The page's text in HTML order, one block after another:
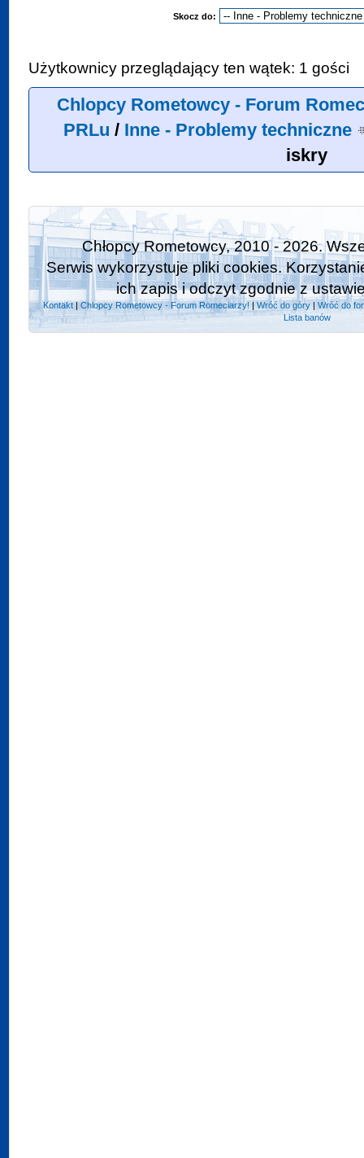
Skocz do:
Użytkownicy przeglądający ten wątek: 1 gości
Chlopcy Rometowcy - Forum
PRLu / Inne - Problemy techniczne
iskry
Chłopcy Rometowcy, 2010 - 2026.
Serwis wykorzystuje pliki cookies.
ich zapis i odczyt zgodnie z
Kontakt| Chlopcy Rometowcy - Forum Romeciarzy! |Wróć do góry| Wróć do
Lista banów